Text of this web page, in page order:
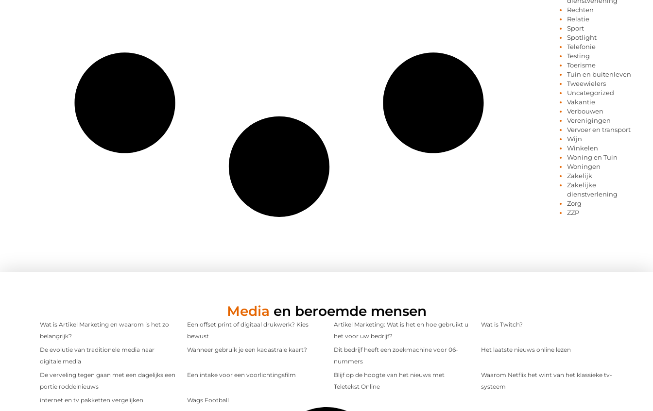
Rechten
Relatie
Sport
Spotlight
Telefonie
Testing
Toerisme
Tuin en buitenleven
Tweewielers
Uncategorized
Vakantie
Verbouwen
Verenigingen
Vervoer en transport
Wijn
Winkelen
Woning en Tuin
Woningen
Zakelijk
Zakelijke
dienstverlening
Zorg
ZZP
Media en beroemde mensen
Wat is Artikel Marketing en waarom is het zo
belangrijk?
Een offset print of digitaal drukwerk? Kies
bewust
Artikel Marketing: Wat is het en hoe gebruikt u
het voor uw bedrijf?
Wat is Twitch?
De evolutie van traditionele media naar
digitale media
Wanneer gebruik je een kadastrale kaart?
Dit bedrijf heeft een zoekmachine voor 06-
nummers
Het laatste nieuws online lezen
De verveling tegen gaan met een dagelijks een
portie roddelnieuws
Een intake voor een voorlichtingsfilm
Blijf op de hoogte van het nieuws met
Teletekst Online
Waarom Netflix het wint van het klassieke tv-
systeem
internet en tv pakketten vergelijken
Wags Football